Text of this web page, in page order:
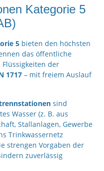
Kategorie 5
5 bieten den höchsten
das öffentliche
der
1717 – mit freiem Auslauf
sind
Wasser (z. B. aus
Stallanlagen, Gewerbe
Trinkwassernetz
strengen Vorgaben der
zuverlässig